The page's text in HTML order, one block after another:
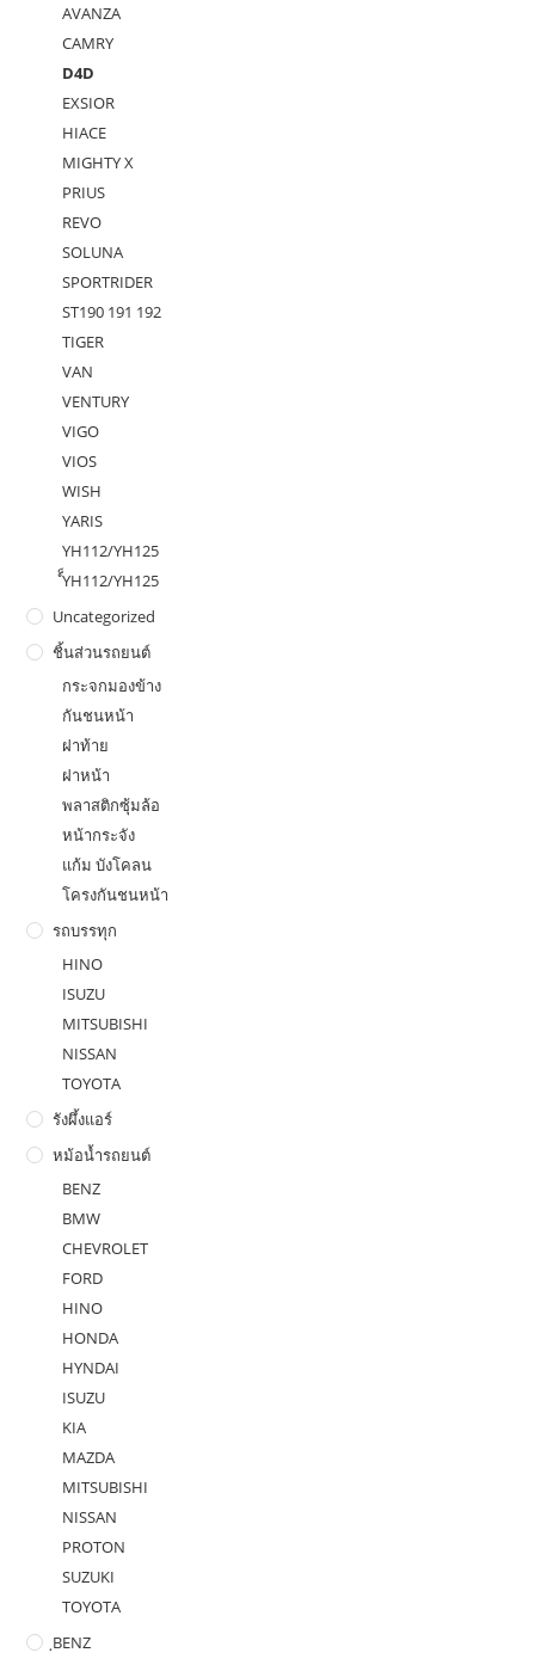
AVANZA
CAMRY
D4D
EXSIOR
HIACE
MIGHTY X
PRIUS
REVO
SOLUNA
SPORTRIDER
ST190 191 192
TIGER
VAN
VENTURY
VIGO
VIOS
WISH
YARIS
YH112/YH125
ํ็YH112/YH125
Uncategorized
ชิ้นส่วนรถยนต์
กระจกมองข้าง
กันชนหน้า
ฝาท้าย
ฝาหน้า
พลาสติกซุ้มล้อ
หน้ากระจัง
แก้ม บังโคลน
โครงกันชนหน้า
รถบรรทุก
HINO
ISUZU
MITSUBISHI
NISSAN
TOYOTA
รังผึ้งแอร์
หม้อน้ำรถยนต์
BENZ
BMW
CHEVROLET
FORD
HINO
HONDA
HYNDAI
ISUZU
KIA
MAZDA
MITSUBISHI
NISSAN
PROTON
SUZUKI
TOYOTA
ฺBENZ